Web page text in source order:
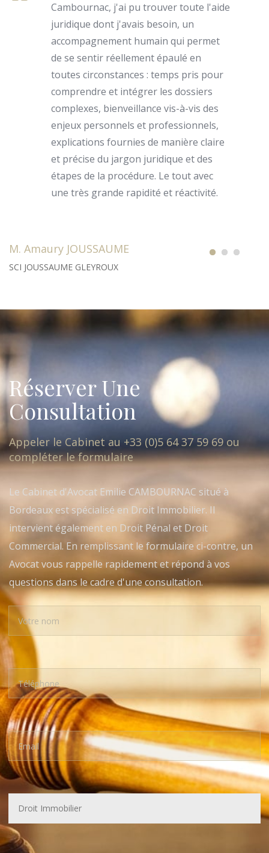
Cambournac, j'ai pu trouver toute l'aide
juridique dont j'avais besoin, un
accompagnement humain qui permet
de se sentir réellement épaulé en
toutes circonstances : temps pris pour
comprendre et intégrer les dossiers
complexes, bienveillance vis-à-vis des
enjeux personnels et professionnels,
explications fournies de manière claire
et précise du jargon juridique et des
étapes de la procédure. Le tout avec
une très grande rapidité et réactivité.
M. Amaury JOUSSAUME
SCI JOUSSAUME GLEYROUX
Réserver Une
Consultation
Appeler le Cabinet au +33 (0)5 64 37 59 69 ou
compléter le formulaire
Le Cabinet d'Avocat Emilie CAMBOURNAC situé à
Bordeaux est spécialisé en Droit Immobilier. Il
intervient également en Droit Pénal et Droit
Commercial. En remplissant le formulaire ci-contre, un
Avocat vous rappelle rapidement et répond à vos
questions dans le cadre d'une consultation.